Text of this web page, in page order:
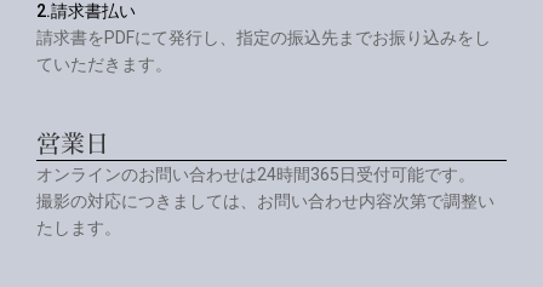
2.請求書払い
請求書をPDFにて発行し、指定の振込先までお振り込みをし
ていただきます。
営業日
オンラインのお問い合わせは24時間365日受付可能です。
撮影の対応につきましては、お問い合わせ内容次第で調整い
たします。